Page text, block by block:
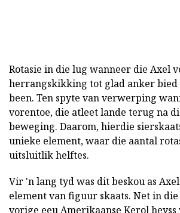
Rotasie in die lug wanneer die Axel
herrangskikking tot glad anker
been. Ten spyte van verwerping
vorentoe, die atleet lande terug na
beweging. Daarom, hierdie
unieke element, waar die aantal
uitsluitlik helftes.
Vir 'n lang tyd was dit beskou as
element van figuur skaats. Net in
vorige eeu Amerikaanse Kerol